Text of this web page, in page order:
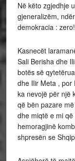
Në këto zgjedhje
gjeneralizëm,
demokracia :
Kasnecët
Sali Berisha dhe
botës së
dhe Ilir Meta , por
ka nevojë për një
që bën pazare
dhe miqtë e mi
hemoragjinë
shpresën se